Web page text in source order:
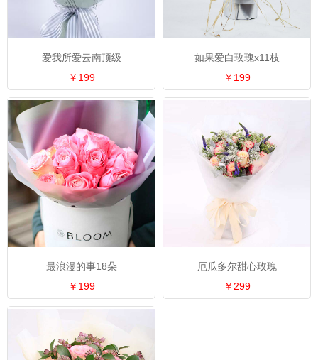
爱我所爱云南顶级
￥199
如果爱白玫瑰x11枝
￥199
最浪漫的事18朵
￥199
厄瓜多尔甜心玫瑰
￥299